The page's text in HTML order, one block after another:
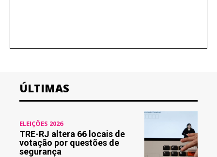
ÚLTIMAS
ELEIÇÕES 2026
TRE-RJ altera 66 locais de
votação por questões de
segurança